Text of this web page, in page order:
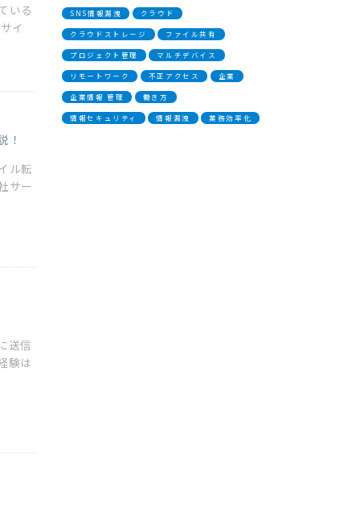
いる
イ
！
ル転
サー
送信
験は
SNS情報漏洩 クラウド
クラウドストレージ ファイル共有
プロジェクト管理 マルチデバイス
リモートワーク 不正アクセス 企業
企業情報 管理 働き方
情報セキュリティ 情報漏洩 業務効率化